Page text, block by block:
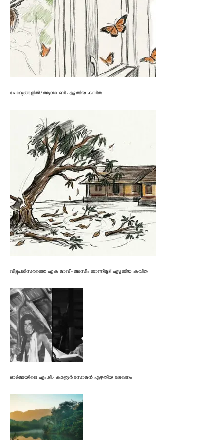
ചോദ്യങ്ങളിൽ/ആശാ ബി എഴുതിയ കവിത
വീട്ടുപരിസരത്തെ ഏക മാവ്- അസീം താന്നിമൂട് എഴുതിയ കവിത
ഓർമ്മയിലെ എം.ടി.- കാരൂർ സോമൻ എഴുതിയ ലേഖനം